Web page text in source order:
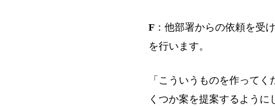
F ：他部署からの依頼を受
を行います。
「こういうものを作って
くつか案を提案するよう